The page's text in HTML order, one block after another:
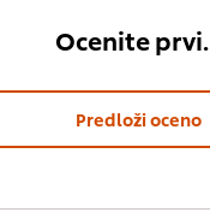
Ocenite prvi.
Predloži oceno